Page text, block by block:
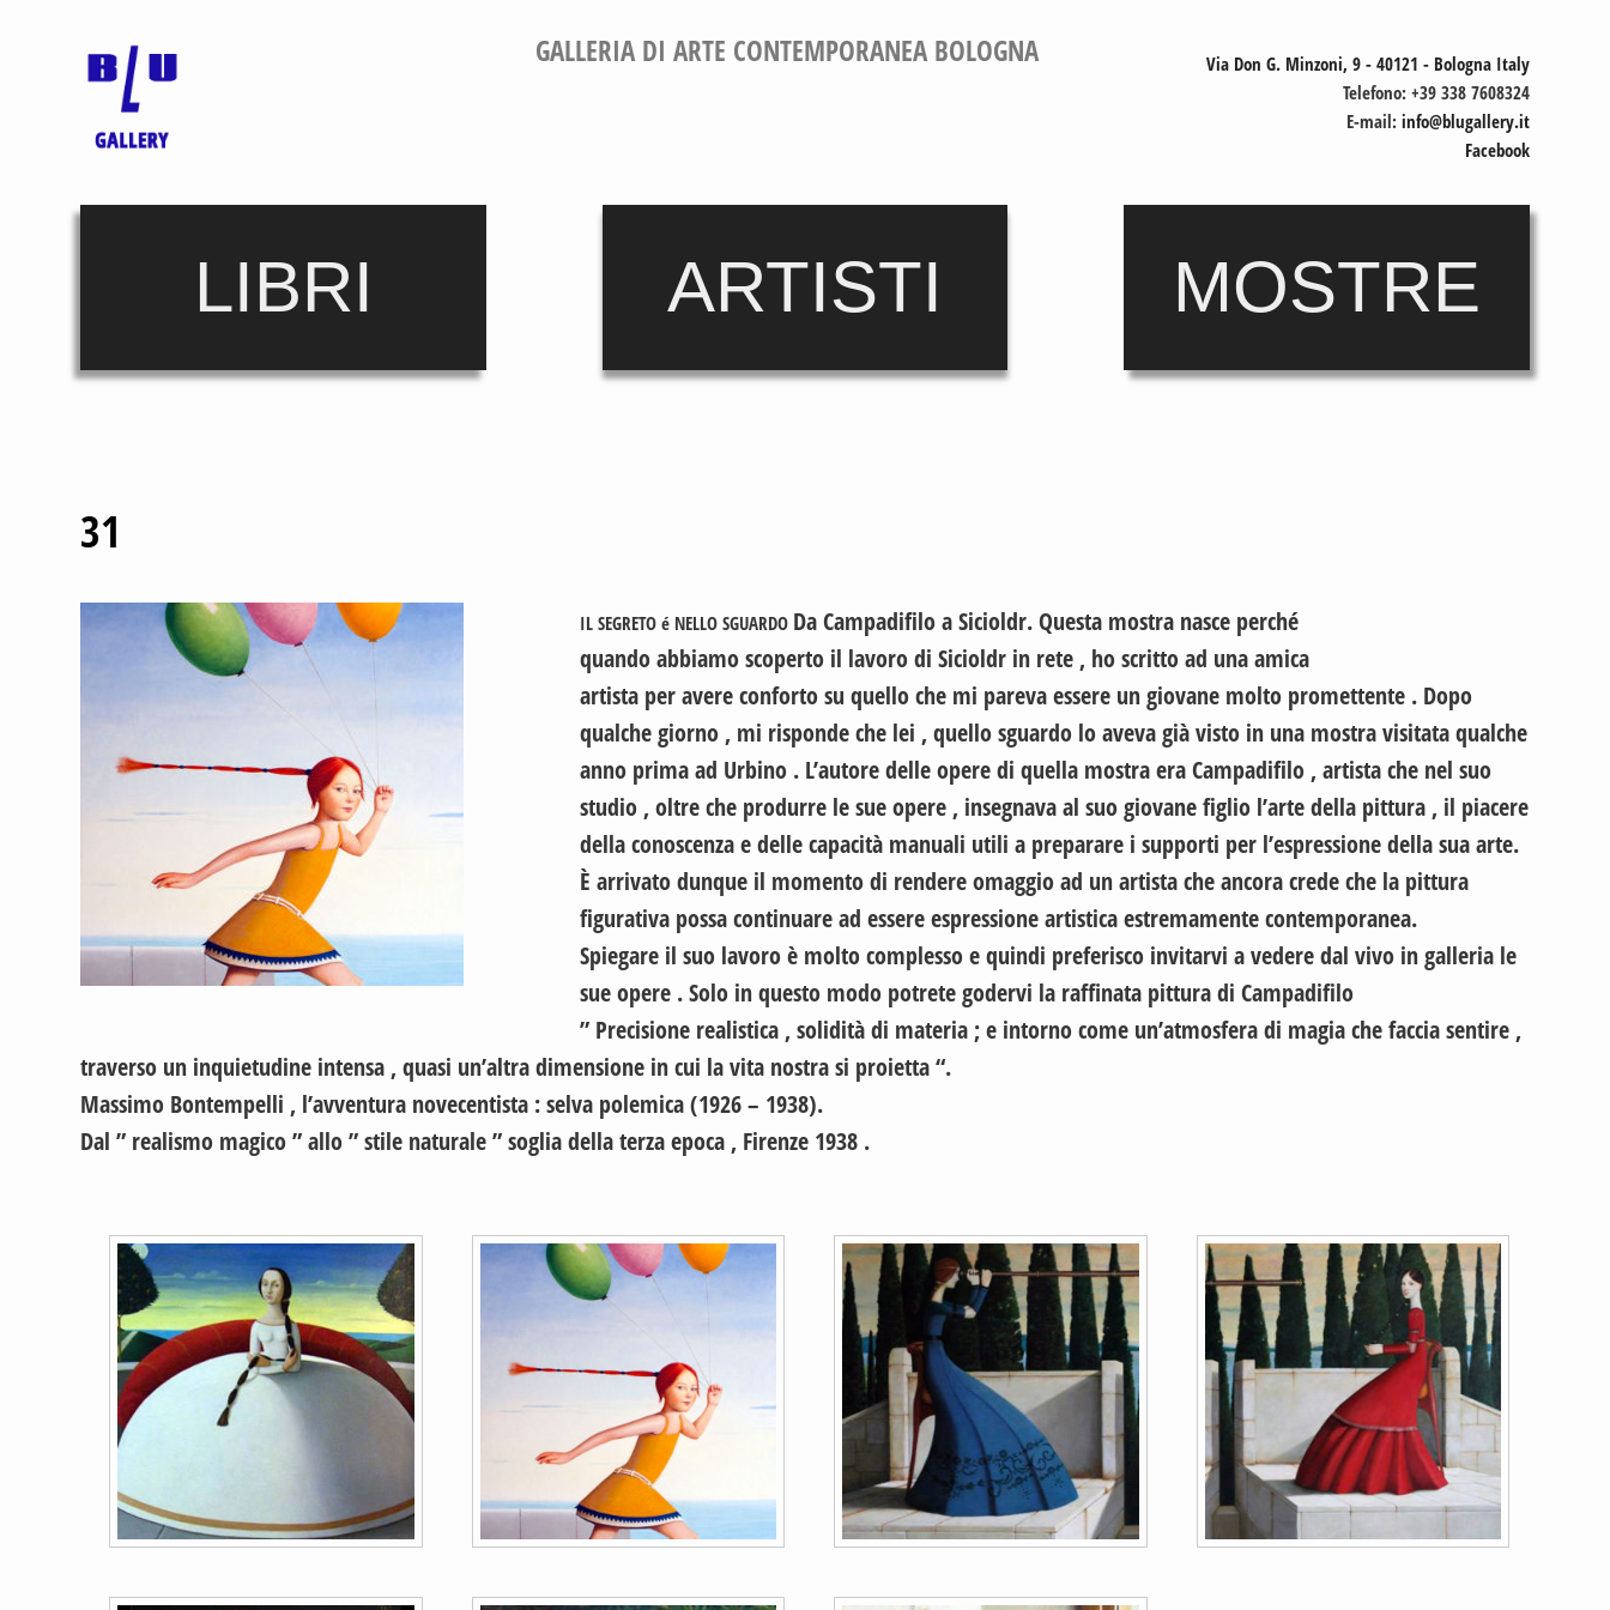
GALLERIA DI ARTE CONTEMPORANEA BOLOGNA
Via Don G. Minzoni, 9 - 40121 - Bologna Italy
Telefono: +39 338 7608324
E-mail: info@blugallery.it
Facebook
LIBRI ARTISTI MOSTRE
31
IL SEGRETO é NELLO SGUARDO Da Campadifilo a Sicioldr. Questa mostra nasce perché
quando abbiamo scoperto il lavoro di Sicioldr in rete , ho scritto ad una amica
artista per avere conforto su quello che mi pareva essere un giovane molto promettente . Dopo
qualche giorno , mi risponde che lei , quello sguardo lo aveva già visto in una mostra visitata qualche
anno prima ad Urbino . L’autore delle opere di quella mostra era Campadifilo , artista che nel suo
studio , oltre che produrre le sue opere , insegnava al suo giovane figlio l’arte della pittura , il piacere
della conoscenza e delle capacità manuali utili a preparare i supporti per l’espressione della sua arte.
È arrivato dunque il momento di rendere omaggio ad un artista che ancora crede che la pittura
figurativa possa continuare ad essere espressione artistica estremamente contemporanea.
Spiegare il suo lavoro è molto complesso e quindi preferisco invitarvi a vedere dal vivo in galleria le
sue opere . Solo in questo modo potrete godervi la raffinata pittura di Campadifilo
” Precisione realistica , solidità di materia ; e intorno come un’atmosfera di magia che faccia sentire ,
traverso un inquietudine intensa , quasi un’altra dimensione in cui la vita nostra si proietta “.
Massimo Bontempelli , l’avventura novecentista : selva polemica (1926 – 1938).
Dal ” realismo magico ” allo ” stile naturale ” soglia della terza epoca , Firenze 1938 .